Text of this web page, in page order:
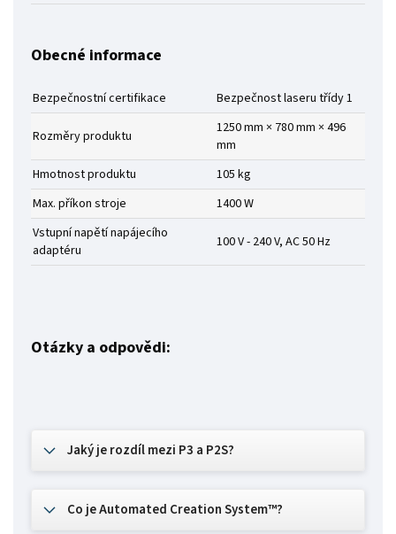
Obecné informace
Bezpečnostní certifikace Bezpečnost laseru třídy 1
Rozměry produktu
1250 mm × 780 mm × 496
mm
Hmotnost produktu
105 kg
Max. příkon stroje
1400 W
Vstupní napětí napájecího
adaptéru
100 V - 240 V, AC 50 Hz
Otázky a odpovědi:
Jaký je rozdíl mezi P3 a P2S?
Co je Automated Creation System™?